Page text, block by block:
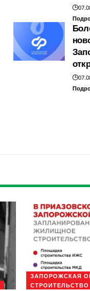
ЗАПОРОЖСКАЯ
СТРОИТЕЛЬСТВО